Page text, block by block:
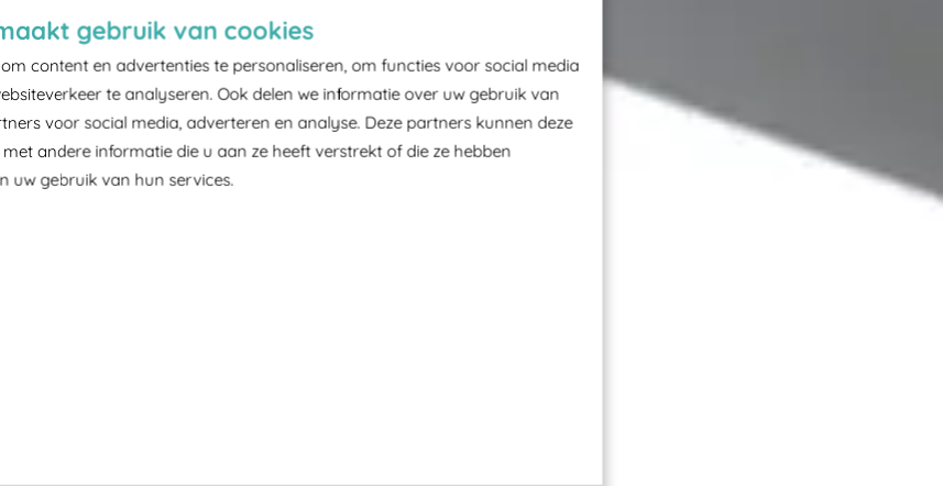
gebruik van cookies
content en advertenties te personaliseren, om functies voor social media
te analyseren. Ook delen we informatie over uw gebruik van
voor social media, adverteren en analyse. Deze partners kunnen deze
andere informatie die u aan ze heeft verstrekt of die ze hebben
uw gebruik van hun services.